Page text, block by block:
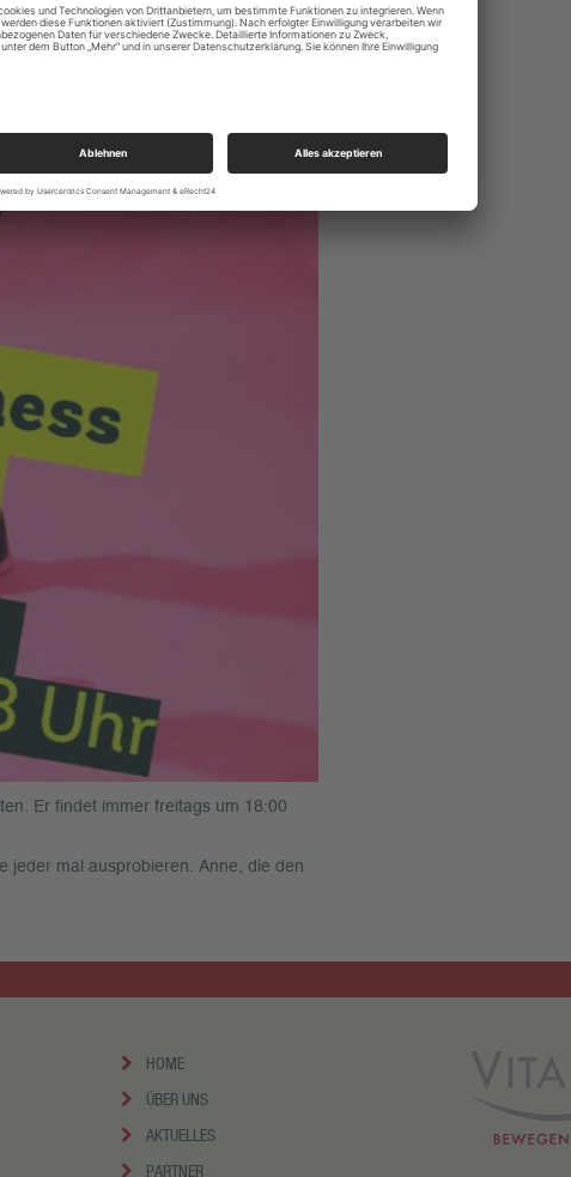
Er findet immer freitags um 18:00
jeder mal ausprobieren. Anne, die den
HOME
ÜBER UNS
AKTUELLES
PARTNER